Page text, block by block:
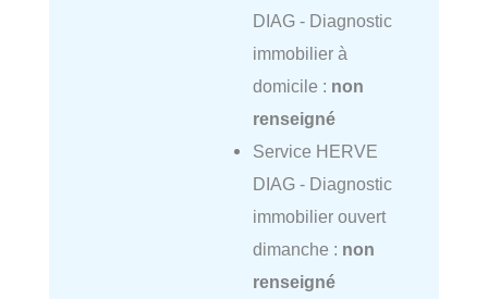
DIAG - Diagnostic
immobilier à
domicile : non
renseigné
Service HERVE
DIAG - Diagnostic
immobilier ouvert
dimanche : non
renseigné